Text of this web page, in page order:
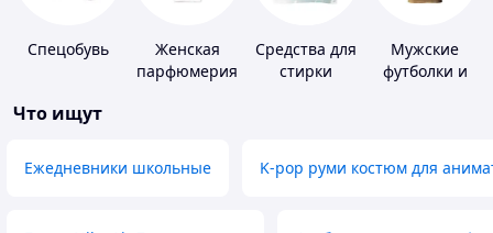
Спецобувь
Женская
парфюмерия
Средства для
стирки
Мужские
футболки и
Что ищут
Ежедневники школьные K-pop руми костюм для